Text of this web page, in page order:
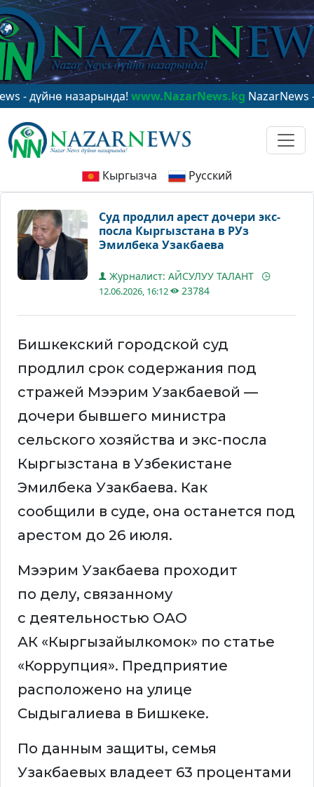
назарында!www.NazarNews.kgNazarNews - в
Кыргызча Русский
Суд продлил арест дочери экс-
посла Кыргызстана в РУз
Эмилбека Узакбаева
Журналист: АЙСУЛУУ ТАЛАНТ
12.06.2026, 16:12 23784
Бишкекский городской суд
продлил срок содержания под
стражей Мээрим Узакбаевой —
дочери бывшего министра
сельского хозяйства и экс-посла
Кыргызстана в Узбекистане
Эмилбека Узакбаева. Как
сообщили в суде, она останется под
арестом до 26 июля.
Мээрим Узакбаева проходит
по делу, связанному
с деятельностью ОАО
АК «Кыргызайылкомок» по статье
«Коррупция». Предприятие
расположено на улице
Сыдыгалиева в Бишкеке.
По данным защиты, семья
Узакбаевых владеет 63 процентами